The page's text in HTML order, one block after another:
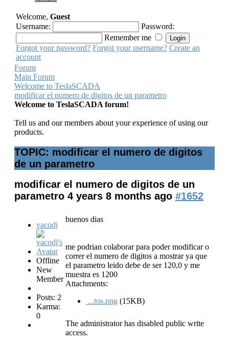
Welcome, Guest
Username:
Password:
Remember me
Forgot your password? Forgot your username? Create an
account
Forum
Main Forum
Welcome to TeslaSCADA
modificar el numero de digitos de un parametro
Welcome to TeslaSCADA forum!
Tell us and our members about your experience of using our
products.
TOPIC: modificar el numero de digitos
de un parametro
modificar el numero de digitos de un
parametro 4 years 8 months ago #1652
vacodj
Offline
New
Member
Posts: 2
Karma:
0
buenos dias
me podrian colaborar para poder modificar o
correr el numero de digitos a mostrar ya que
el parametro leido debe de ser 120,0 y me
muestra es 1200
Attachments:
...tos.png (15KB)
The administrator has disabled public write
access.